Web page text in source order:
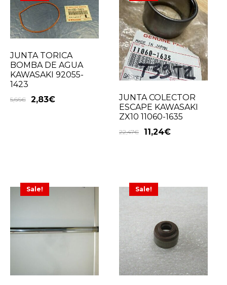
JUNTA TORICA
BOMBA DE AGUA
KAWASAKI 92055-
1423
5,66€ 2,83€
JUNTA COLECTOR
ESCAPE KAWASAKI
ZX10 11060-1635
22,47€ 11,24€
Sale! Sale!